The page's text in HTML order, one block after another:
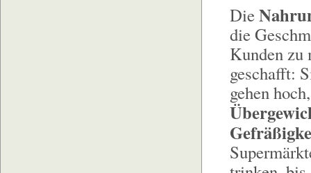
Die
die
Kunden zu
geschafft:
gehen